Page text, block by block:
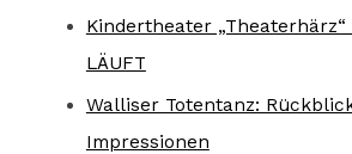
Kindertheater „Theaterhärz“
LÄUFT
Walliser Totentanz:
Impressionen